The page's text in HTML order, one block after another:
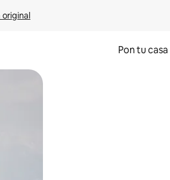
original
Pon tu